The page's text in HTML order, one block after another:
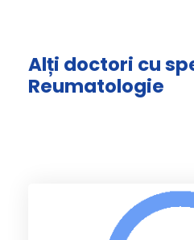
Alți doctori cu
Reumatologie